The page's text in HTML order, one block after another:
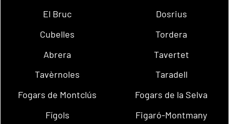
El Bruc
Dosrius
Cubelles
Tordera
Abrera
Tavertet
Tavèrnoles
Taradell
Fogars de Montclús
Fogars de la Selva
Fígols
Figaró-Montmany